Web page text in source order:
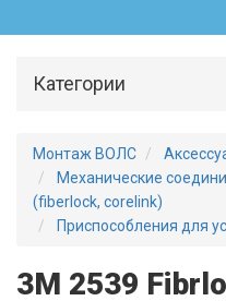
Категории
Монтаж ВОЛС
Механические
(fiberlock, corelink)
Приспособления для
3M 2539